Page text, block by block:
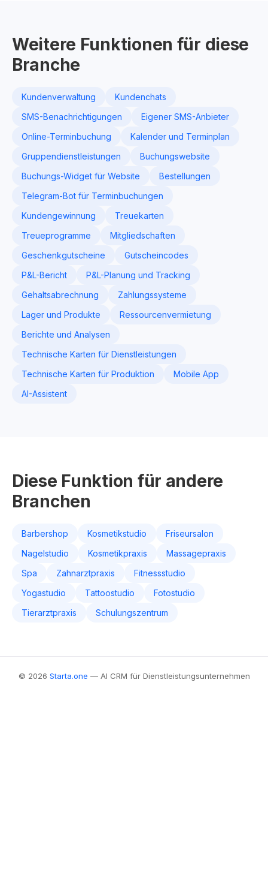
Weitere Funktionen für diese
Branche
Kundenverwaltung
Kundenchats
SMS-Benachrichtigungen
Eigener SMS-Anbieter
Online-Terminbuchung
Kalender und Terminplan
Gruppendienstleistungen
Buchungswebsite
Buchungs-Widget für Website
Bestellungen
Telegram-Bot für Terminbuchungen
Kundengewinnung
Treuekarten
Treueprogramme
Mitgliedschaften
Geschenkgutscheine
Gutscheincodes
P&L-Bericht
P&L-Planung und Tracking
Gehaltsabrechnung
Zahlungssysteme
Lager und Produkte
Ressourcenvermietung
Berichte und Analysen
Technische Karten für Dienstleistungen
Technische Karten für Produktion
Mobile App
AI-Assistent
Diese Funktion für andere
Branchen
Barbershop Kosmetikstudio
Friseursalon
Nagelstudio
Kosmetikpraxis
Massagepraxis
Spa
Zahnarztpraxis
Fitnessstudio
Yogastudio
Tattoostudio
Fotostudio
Tierarztpraxis
Schulungszentrum
© 2026 Starta.one — AI CRM für Dienstleistungsunternehmen